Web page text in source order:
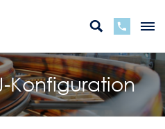
Konfiguration